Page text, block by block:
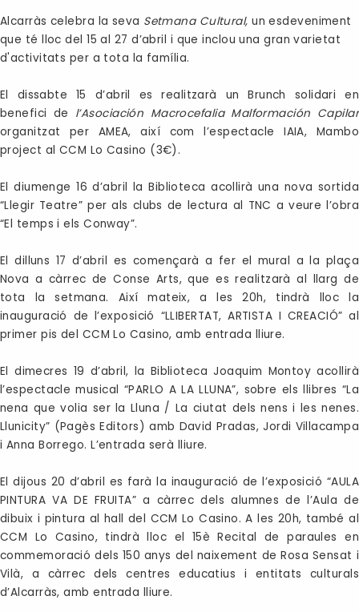
Alcarràs celebra la seva Setmana Cultural, un esdeveniment
que té lloc del 15 al 27 d’abril i que inclou una gran varietat
d'activitats per a tota la família.
El dissabte 15 d’abril es realitzarà un Brunch solidari en
benefici de l’Asociación Macrocefalia Malformación Capilar
organitzat per AMEA, així com l’espectacle IAIA, Mambo
project al CCM Lo Casino (3€).
El diumenge 16 d’abril la Biblioteca acollirà una nova sortida
“Llegir Teatre” per als clubs de lectura al TNC a veure l’obra
“El temps i els Conway”.
El dilluns 17 d’abril es començarà a fer el mural a la plaça
Nova a càrrec de Conse Arts, que es realitzarà al llarg de
tota la setmana. Així mateix, a les 20h, tindrà lloc la
inauguració de l’exposició “LLIBERTAT, ARTISTA I CREACIÓ” al
primer pis del CCM Lo Casino, amb entrada lliure.
El dimecres 19 d’abril, la Biblioteca Joaquim Montoy acollirà
l’espectacle musical “PARLO A LA LLUNA”, sobre els llibres “La
nena que volia ser la Lluna / La ciutat dels nens i les nenes.
Llunicity” (Pagès Editors) amb David Pradas, Jordi Villacampa
i Anna Borrego. L’entrada serà lliure.
El dijous 20 d’abril es farà la inauguració de l’exposició “AULA
PINTURA VA DE FRUITA” a càrrec dels alumnes de l’Aula de
dibuix i pintura al hall del CCM Lo Casino. A les 20h, també al
CCM Lo Casino, tindrà lloc el 15è Recital de paraules en
commemoració dels 150 anys del naixement de Rosa Sensat i
Vilà, a càrrec dels centres educatius i entitats culturals
d’Alcarràs, amb entrada lliure.